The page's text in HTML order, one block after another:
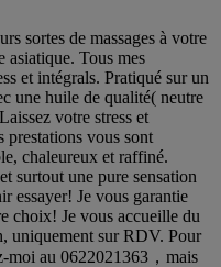
sortes de massages à votre
asiatique. Tous mes
et intégrals. Pratiqué sur un
une huile de qualité( neutre
votre stress et
prestations vous sont
chaleureux et raffiné.
surtout une pure sensation
essayer! Je vous garantie
choix! Je vous accueille du
uniquement sur RDV. Pour
moi au 0622021363，mais